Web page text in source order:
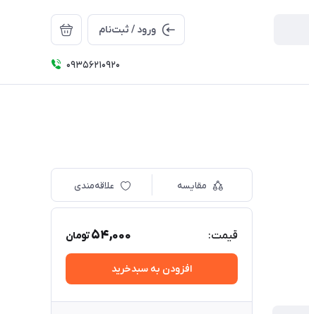
ورود / ثبت‌نام
09356210920
مقایسه علاقه‌مندی
قیمت: 54,000تومان
افزودن به سبدخرید